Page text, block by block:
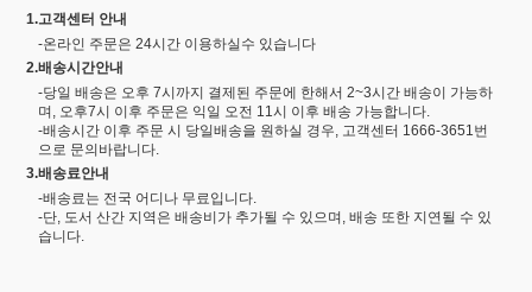
1.고객센터 안내
-온라인 주문은 24시간 이용하실수 있습니다
2.배송시간안내
-당일 배송은 오후 7시까지 결제된 주문에 한해서 2~3시간 배송이 가능하
며, 오후7시 이후 주문은 익일 오전 11시 이후 배송 가능합니다.
-배송시간 이후 주문 시 당일배송을 원하실 경우, 고객센터 1666-3651번
으로 문의바랍니다.
3.배송료안내
-배송료는 전국 어디나 무료입니다.
-단, 도서 산간 지역은 배송비가 추가될 수 있으며, 배송 또한 지연될 수 있
습니다.